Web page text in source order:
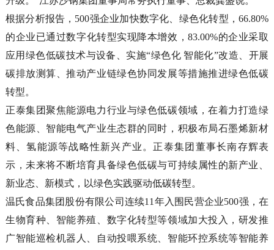
根据分析报告，500强企业加快数字化、绿色化转型，66.80%
的企业已通过数字化转型实现降本增效，83.00%的企业采取
应用绿色低碳技术与设备、实施“绿色化 智能化”改造、开展
碳排放测算、推动产业链绿色协同发展等措施推进绿色低碳
转型。
正泰集团聚焦能源电力行业与绿色低碳领域，在着力打造绿
色能源、智能电气产业生态群的同时，积极布局石墨烯新材
料、氢能源等战略性新兴产业。正泰集团董事长南存辉表
示，未来将不断培育具备绿色低碳与可持续属性的新产业、
新业态、新模式，以绿色实践驱动低碳转型。
温氏食品集团股份有限公司连续11年入围民营企业500强，在
生物育种、智能养殖、数字化转型等领域加大投入，研发推
广智能巡检机器人、自动投喂系统、智能环控系统等智能养